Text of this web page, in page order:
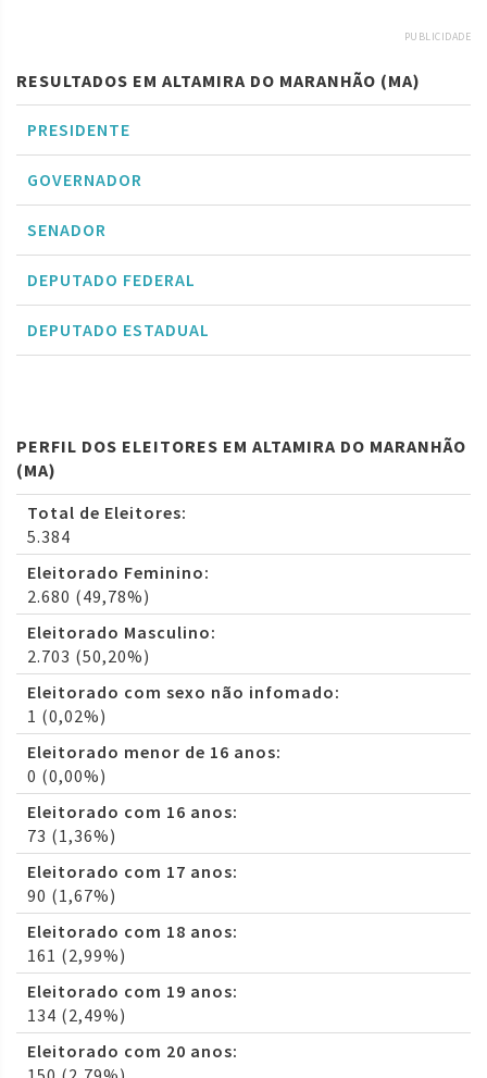
PUBLICIDADE
RESULTADOS EM ALTAMIRA DO MARANHÃO (MA)
PRESIDENTE
GOVERNADOR
SENADOR
DEPUTADO FEDERAL
DEPUTADO ESTADUAL
PERFIL DOS ELEITORES EM ALTAMIRA DO MARANHÃO
(MA)
Total de Eleitores:
5.384
Eleitorado Feminino:
2.680 (49,78%)
Eleitorado Masculino:
2.703 (50,20%)
Eleitorado com sexo não infomado:
1 (0,02%)
Eleitorado menor de 16 anos:
0 (0,00%)
Eleitorado com 16 anos:
73 (1,36%)
Eleitorado com 17 anos:
90 (1,67%)
Eleitorado com 18 anos:
161 (2,99%)
Eleitorado com 19 anos:
134 (2,49%)
Eleitorado com 20 anos: